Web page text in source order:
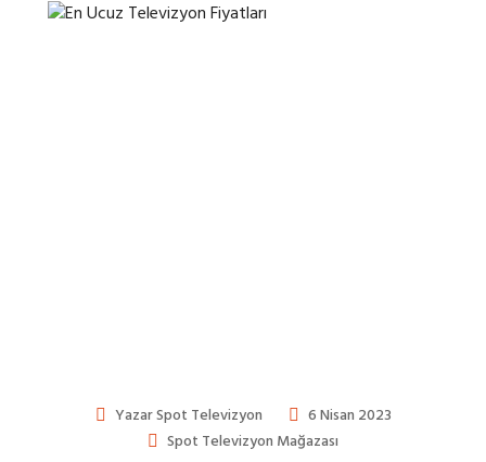
YazarSpot Televizyon
6 Nisan 2023
Spot Televizyon Mağazası